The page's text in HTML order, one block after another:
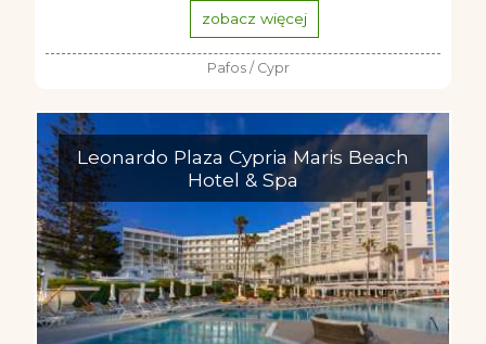
zobacz więcej
Pafos / Cypr
Leonardo Plaza Cypria Maris Beach
Hotel & Spa